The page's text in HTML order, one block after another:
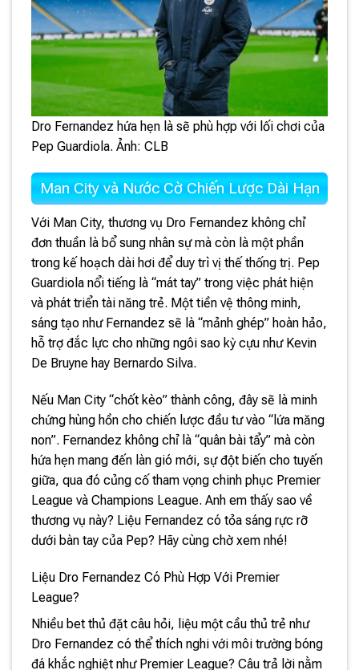
Dro Fernandez hứa hẹn là sẽ phù hợp với lối chơi của
Pep Guardiola. Ảnh: CLB
Man City và Nước Cờ Chiến Lược Dài Hạn
Với Man City, thương vụ Dro Fernandez không chỉ
đơn thuần là bổ sung nhân sự mà còn là một phần
trong kế hoạch dài hơi để duy trì vị thế thống trị. Pep
Guardiola nổi tiếng là “mát tay” trong việc phát hiện
và phát triển tài năng trẻ. Một tiền vệ thông minh,
sáng tạo như Fernandez sẽ là “mảnh ghép” hoàn hảo,
hỗ trợ đắc lực cho những ngôi sao kỳ cựu như Kevin
De Bruyne hay Bernardo Silva.
Nếu Man City “chốt kèo” thành công, đây sẽ là minh
chứng hùng hồn cho chiến lược đầu tư vào “lứa măng
non”. Fernandez không chỉ là “quân bài tẩy” mà còn
hứa hẹn mang đến làn gió mới, sự đột biến cho tuyến
giữa, qua đó củng cố tham vọng chinh phục Premier
League và Champions League. Anh em thấy sao về
thương vụ này? Liệu Fernandez có tỏa sáng rực rỡ
dưới bàn tay của Pep? Hãy cùng chờ xem nhé!
Liệu Dro Fernandez Có Phù Hợp Với Premier
League?
Nhiều bet thủ đặt câu hỏi, liệu một cầu thủ trẻ như
Dro Fernandez có thể thích nghi với môi trường bóng
đá khắc nghiệt như Premier League? Câu trả lời nằm